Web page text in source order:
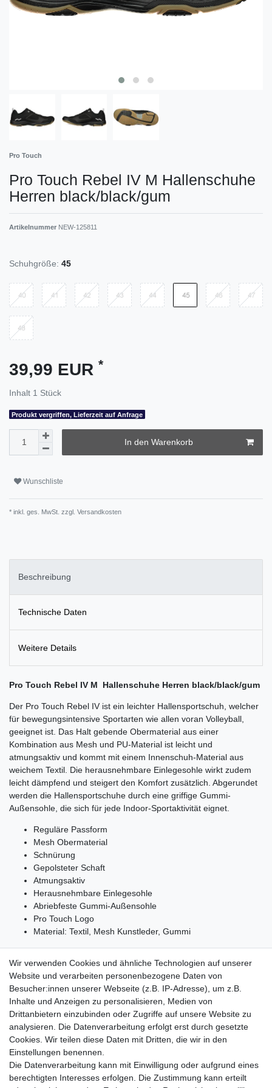
Pro Touch
Pro Touch Rebel IV M Hallenschuhe
Herren black/black/gum
Artikelnummer NEW-125811
Schuhgröße: 45
39,99 EUR *
Inhalt 1 Stück
Produkt vergriffen, Lieferzeit auf Anfrage
In den Warenkorb
Wunschliste
* inkl. ges. MwSt. zzgl. Versandkosten
Beschreibung
Technische Daten
Weitere Details
Pro Touch Rebel IV M Hallenschuhe Herren black/black/gum
Der Pro Touch Rebel IV ist ein leichter Hallensportschuh, welcher
für bewegungsintensive Sportarten wie allen voran Volleyball,
geeignet ist. Das Halt gebende Obermaterial aus einer
Kombination aus Mesh und PU-Material ist leicht und
atmungsaktiv und kommt mit einem Innenschuh-Material aus
weichem Textil. Die herausnehmbare Einlegesohle wirkt zudem
leicht dämpfend und steigert den Komfort zusätzlich. Abgerundet
werden die Hallensportschuhe durch eine griffige Gummi-
Außensohle, die sich für jede Indoor-Sportaktivität eignet.
Reguläre Passform
Mesh Obermaterial
Schnürung
Gepolsteter Schaft
Atmungsaktiv
Herausnehmbare Einlegesohle
Abriebfeste Gummi-Außensohle
Pro Touch Logo
Material: Textil, Mesh Kunstleder, Gummi
Lieferzeit etwa 1 bis 3 Werktage
Versand mit DHL
14 Tage Rückgaberecht
Kontaktieren Sie uns!
Wir verwenden Cookies und ähnliche Technologien auf unserer
Website und verarbeiten personenbezogene Daten von
Besucher:innen unserer Webseite (z.B. IP-Adresse), um z.B.
Inhalte und Anzeigen zu personalisieren, Medien von
Drittanbietern einzubinden oder Zugriffe auf unsere Website zu
analysieren. Die Datenverarbeitung erfolgt erst durch gesetzte
Cookies. Wir teilen diese Daten mit Dritten, die wir in den
Einstellungen benennen.
Die Datenverarbeitung kann mit Einwilligung oder aufgrund eines
berechtigten Interesses erfolgen. Die Zustimmung kann erteilt